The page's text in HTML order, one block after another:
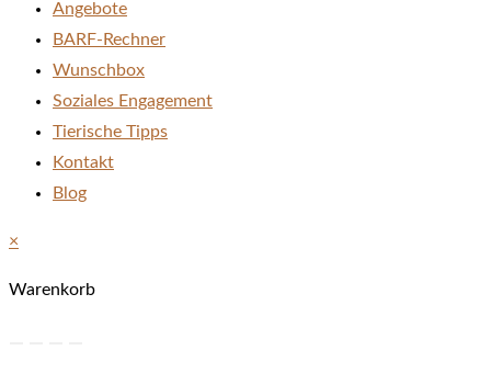
Angebote
BARF-Rechner
Wunschbox
Soziales Engagement
Tierische Tipps
Kontakt
Blog
×
Warenkorb